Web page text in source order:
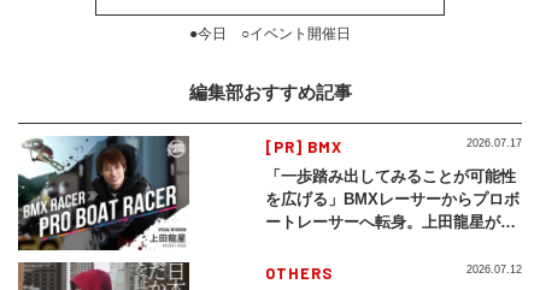
●今日 ○イベント開催日
編集部おすすめ記事
[PR] BMX
「一歩踏み出してみることが可能性
を広げる」BMXレーサーからプロボ
ートレーサーへ転身。上田龍星が体
2026.07.17
OTHERS 2026.07.12